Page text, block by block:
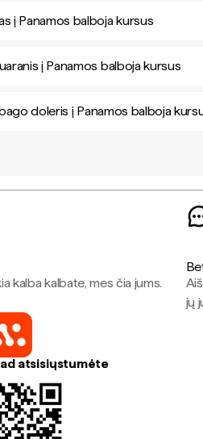
į Panamos balboja kursus
į Panamos balboja kursus
doleris į Panamos balboja
kalba kalbate, mes čia jums.
jų
atsisiųstumėte